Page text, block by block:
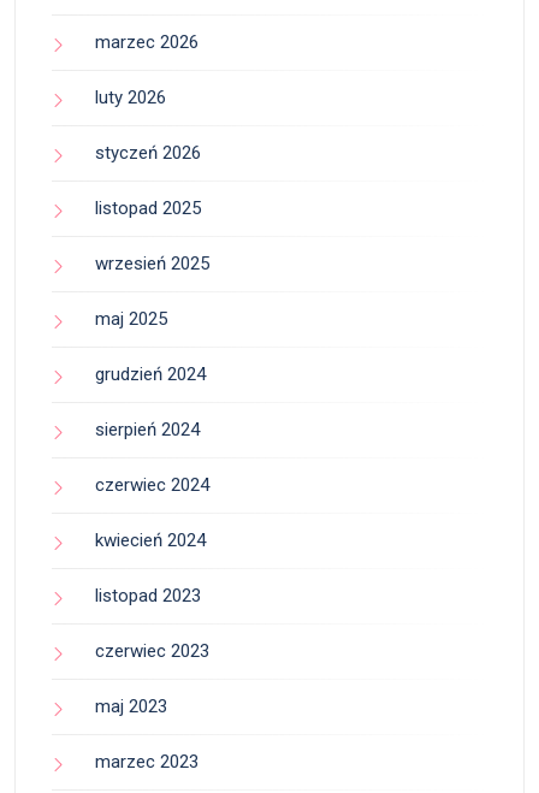
marzec 2026
luty 2026
styczeń 2026
listopad 2025
wrzesień 2025
maj 2025
grudzień 2024
sierpień 2024
czerwiec 2024
kwiecień 2024
listopad 2023
czerwiec 2023
maj 2023
marzec 2023